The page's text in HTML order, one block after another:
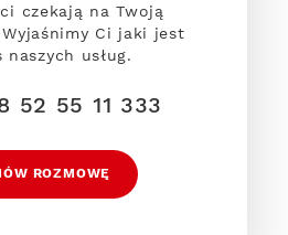
czekają na Twoją
Ci jaki jest
naszych usług.
52 55 11 333
ROZMOWĘ